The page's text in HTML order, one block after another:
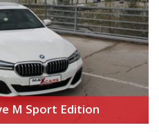
M Sport Edition